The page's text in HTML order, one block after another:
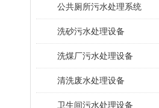
公共厕所污水处理系统
洗砂污水处理设备
洗煤厂污水处理设备
清洗废水处理设备
卫生间污水处理设备